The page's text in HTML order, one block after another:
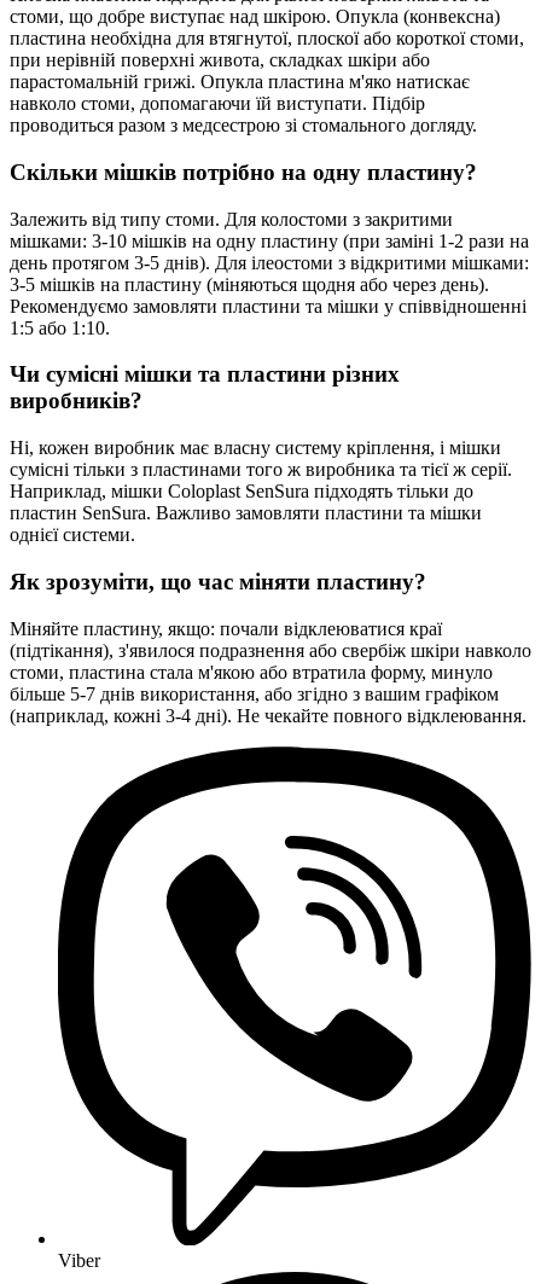
стоми, що добре виступає над шкірою. Опукла (конвексна)
пластина необхідна для втягнутої, плоскої або короткої стоми,
при нерівній поверхні живота, складках шкіри або
парастомальній грижі. Опукла пластина м'яко натискає
навколо стоми, допомагаючи їй виступати. Підбір
проводиться разом з медсестрою зі стомального догляду.
Скільки мішків потрібно на одну пластину?
Залежить від типу стоми. Для колостоми з закритими
мішками: 3-10 мішків на одну пластину (при заміні 1-2 рази на
день протягом 3-5 днів). Для ілеостоми з відкритими мішками:
3-5 мішків на пластину (міняються щодня або через день).
Рекомендуємо замовляти пластини та мішки у співвідношенні
1:5 або 1:10.
Чи сумісні мішки та пластини різних
виробників?
Ні, кожен виробник має власну систему кріплення, і мішки
сумісні тільки з пластинами того ж виробника та тієї ж серії.
Наприклад, мішки Coloplast SenSura підходять тільки до
пластин SenSura. Важливо замовляти пластини та мішки
однієї системи.
Як зрозуміти, що час міняти пластину?
Міняйте пластину, якщо: почали відклеюватися краї
(підтікання), з'явилося подразнення або свербіж шкіри навколо
стоми, пластина стала м'якою або втратила форму, минуло
більше 5-7 днів використання, або згідно з вашим графіком
(наприклад, кожні 3-4 дні). Не чекайте повного відклеювання.
Viber